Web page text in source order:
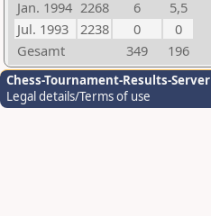
Jan. 1994 2268 6
5,5
Jul. 1993
2238 0
0
Gesamt
349 196
Chess-Tournament-Results-Server
Legal details/Terms of use